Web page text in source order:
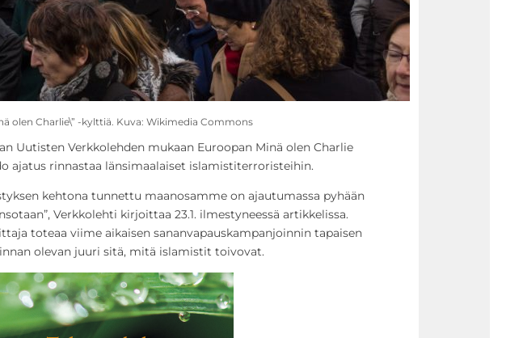
olen Charlie\” -kylttiä. Kuva: Wikimedia Commons
Uutisten Verkkolehden mukaan Euroopan Minä olen Charlie
ajatus rinnastaa länsimaalaiset islamistiterroristeihin.
kehtona tunnettu maanosamme on ajautumassa pyhään
Verkkolehti kirjoittaa 23.1. ilmestyneessä artikkelissa.
toteaa viime aikaisen sananvapauskampanjoinnin tapaisen
olevan juuri sitä, mitä islamistit toivovat.